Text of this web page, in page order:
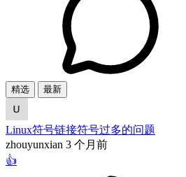
精选 最新
Linux符号链接符号过多的问题
zhouyunxian 3 个月前
👍